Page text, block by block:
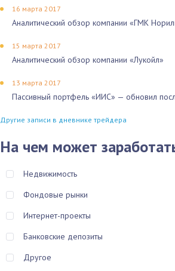
16 марта 2017
Аналитический обзор компании «ГМК
15 марта 2017
Аналитический обзор компании «Лукойл»
13 марта 2017
Пассивный портфель «ИИС» — обновил
Другие записи в дневнике трейдера
На чем может
Недвижимость
Фондовые рынки
Интернет-проекты
Банковские депозиты
Другое